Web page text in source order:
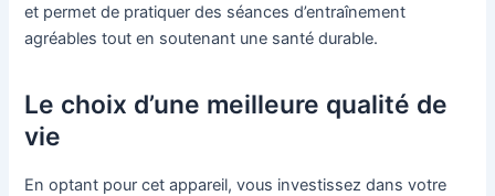
et permet de pratiquer des séances d’entraînement
agréables tout en soutenant une santé durable.
Le choix d’une meilleure qualité de
vie
En optant pour cet appareil, vous investissez dans votre